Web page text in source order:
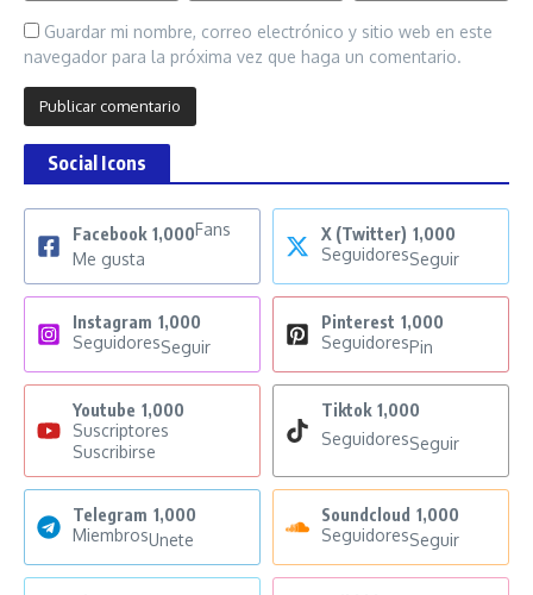
Guardar mi nombre, correo electrónico y sitio web en este
navegador para la próxima vez que haga un comentario.
Social Icons
Facebook 1,000Fans
Me gusta
X (Twitter) 1,000
SeguidoresSeguir
Instagram 1,000
SeguidoresSeguir
Pinterest 1,000
SeguidoresPin
Youtube 1,000
Suscriptores
Suscribirse
Tiktok 1,000
SeguidoresSeguir
Telegram 1,000
MiembrosUnete
Soundcloud 1,000
SeguidoresSeguir